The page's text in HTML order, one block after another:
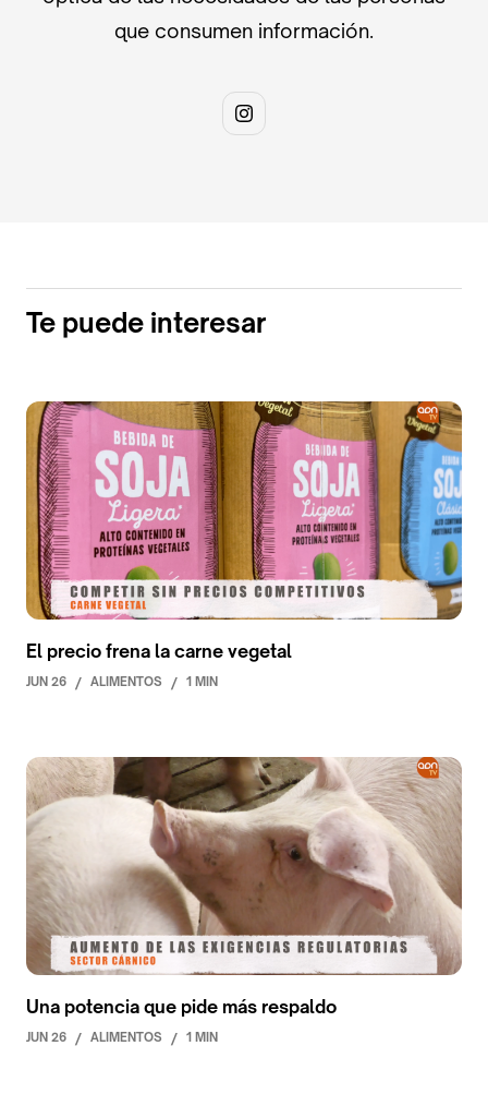
que consumen información.
Te puede interesar
El precio frena la carne vegetal
JUN 26 / ALIMENTOS / 1 MIN
Una potencia que pide más respaldo
JUN 26 / ALIMENTOS / 1 MIN